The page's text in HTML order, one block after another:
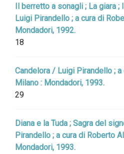
Il berretto a sonagli ; La giara
Luigi Pirandello ; a cura di
Mondadori, 1992.
18
Candelora / Luigi Pirandello ;
Milano : Mondadori, 1993.
29
Diana e la Tuda ; Sagra del
Pirandello ; a cura di Roberto
Mondadori, 1993.